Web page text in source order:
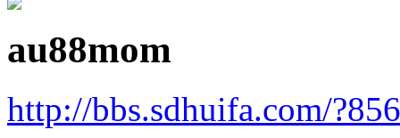
au88mom
http://bbs.sdhuifa.com/